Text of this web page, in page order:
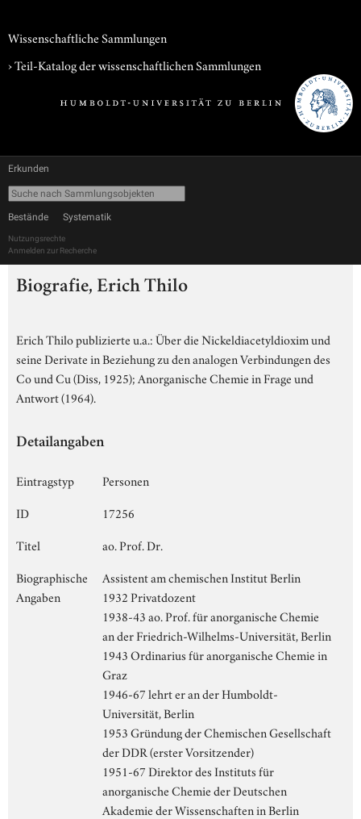
Wissenschaftliche Sammlungen
› Teil-Katalog der wissenschaftlichen Sammlungen
Erkunden
Bestände Systematik
Nutzungsrechte
Anmelden zur Recherche
Biografie, Erich Thilo
Erich Thilo publizierte u.a.: Über die Nickeldiacetyldioxim und
seine Derivate in Beziehung zu den analogen Verbindungen des
Co und Cu (Diss, 1925); Anorganische Chemie in Frage und
Antwort (1964).
Detailangaben
Eintragstyp
Personen
ID
17256
Titel
ao. Prof. Dr.
Biographische
Angaben
Assistent am chemischen Institut Berlin
1932 Privatdozent
1938-43 ao. Prof. für anorganische Chemie
an der Friedrich-Wilhelms-Universität, Berlin
1943 Ordinarius für anorganische Chemie in
Graz
1946-67 lehrt er an der Humboldt-
Universität, Berlin
1953 Gründung der Chemischen Gesellschaft
der DDR (erster Vorsitzender)
1951-67 Direktor des Instituts für
anorganische Chemie der Deutschen
Akademie der Wissenschaften in Berlin